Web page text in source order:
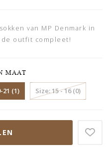
van MP Denmark in
de outfit compleet!
MAAT
21 (1) Size: 15 - 16 (0)